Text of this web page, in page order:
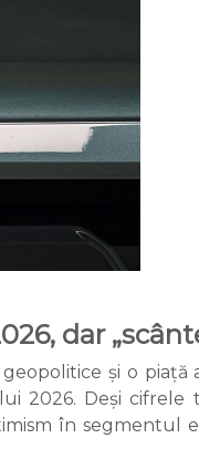
dar
și o
2026. Deși cifrele
în segmentul